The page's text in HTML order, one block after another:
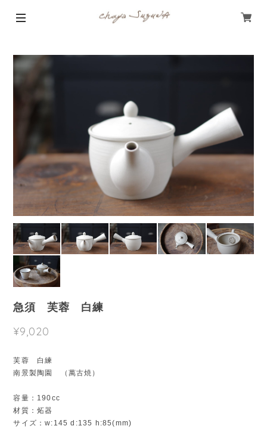
急須 芙蓉 白練
¥9,020
芙蓉 白練
南景製陶園 （萬古焼）
容量：190cc
材質：炻器
サイズ：w:145 d:135 h:85(mm)